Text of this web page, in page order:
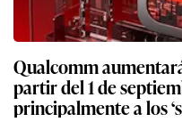
Qualcomm
partir del 1 de
principalmente a los